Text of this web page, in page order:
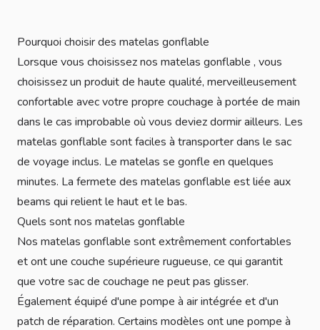
Pourquoi choisir des matelas gonflable
Lorsque vous choisissez nos matelas gonflable , vous
choisissez un produit de haute qualité, merveilleusement
confortable avec votre propre couchage à portée de main
dans le cas improbable où vous deviez dormir ailleurs. Les
matelas gonflable sont faciles à transporter dans le sac
de voyage inclus. Le matelas se gonfle en quelques
minutes. La fermete des matelas gonflable est liée aux
beams qui relient le haut et le bas.
Quels sont nos matelas gonflable
Nos matelas gonflable sont extrêmement confortables
et ont une couche supérieure rugueuse, ce qui garantit
que votre sac de couchage ne peut pas glisser.
Également équipé d'une pompe à air intégrée et d'un
patch de réparation. Certains modèles ont une pompe à